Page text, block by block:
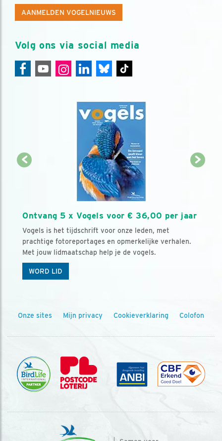
AANMELDEN VOGELNIEUWS
Volg ons via social media
Ontvang 5 x Vogels voor € 36,00 per jaar
Vogels is het tijdschrift voor onze leden, met
prachtige fotoreportages en opmerkelijke verhalen.
Met jouw lidmaatschap help je de vogels.
WORD LID
Onze sites Mijn privacy Cookieverklaring Colofon